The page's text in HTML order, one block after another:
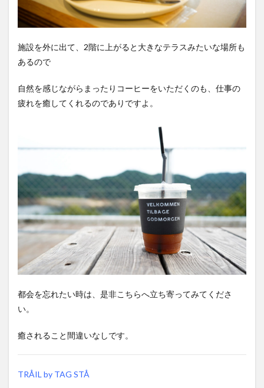
施設を外に出て、2階に上がると大きなテラスみたいな場所も
あるので
自然を感じながらまったりコーヒーをいただくのも、仕事の
疲れを癒してくれるのでありですよ。
都会を忘れたい時は、是非こちらへ立ち寄ってみてくださ
い。
癒されること間違いなしです。
TRÅIL by TAG STÅ